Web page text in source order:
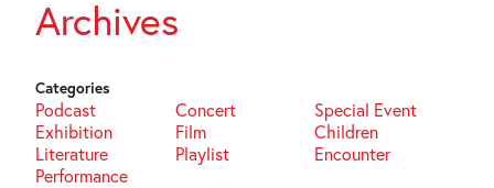
FR
Archives
Categories
Podcast Concert
Special Event
Exhibition
Film
Children
Literature
Playlist
Encounter
Performance